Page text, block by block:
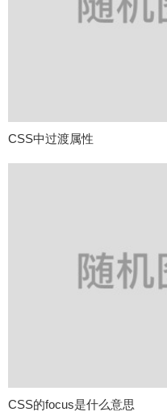
CSS中过渡属性
CSS的focus是什么意思